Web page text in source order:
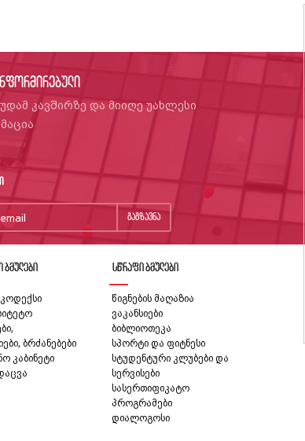
კავშირზე და მიიღე უახლესი
გაგზავნა
ბმულები
ბრძანებები
კაბინეტი
სწრაფი ბმულები
წიგნების მაღაზია
ვაკანსიები
ბიბლიოთეკა
სპორტი და ფიტნესი
სტუდენტური კლუბები და
სერვისები
სასერთიფიკატო
პროგრამები
დიალოგოსი